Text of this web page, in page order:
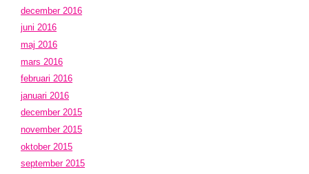
december 2016
juni 2016
maj 2016
mars 2016
februari 2016
januari 2016
december 2015
november 2015
oktober 2015
september 2015